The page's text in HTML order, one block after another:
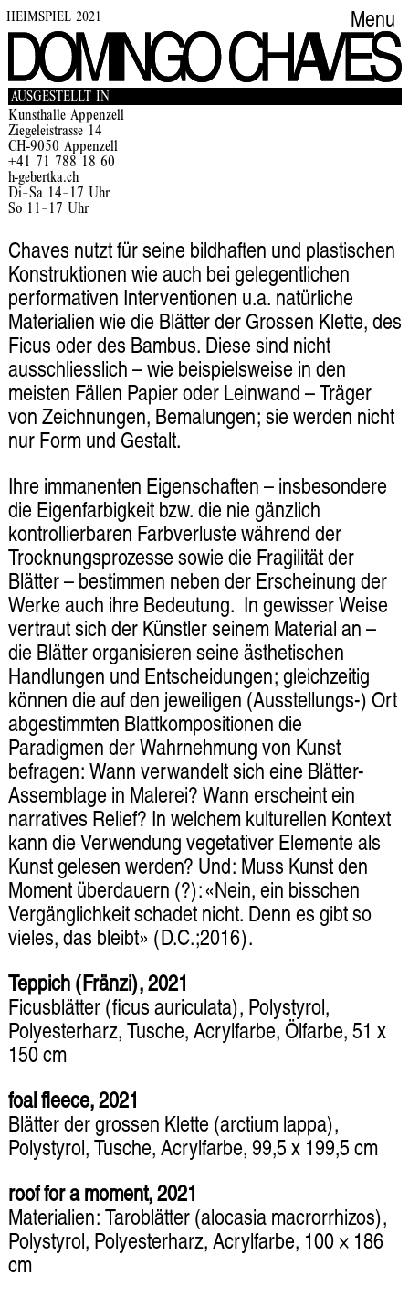
HEIMSPIEL 2021 Menu
AUSGESTELLT IN
Kunsthalle Appenzell
Ziegeleistrasse 14
CH-9050 Appenzell
+41 71 788 18 60
h-gebertka.ch
Di–Sa 14–17 Uhr
So 11–17 Uhr
Chaves nutzt für seine bildhaften und plastischen
Konstruktionen wie auch bei gelegentlichen
performativen Interventionen u.a. natürliche
Materialien wie die Blätter der Grossen Klette, des
Ficus oder des Bambus. Diese sind nicht
ausschliesslich – wie beispielsweise in den
meisten Fällen Papier oder Leinwand – Träger
von Zeichnungen, Bemalungen; sie werden nicht
nur Form und Gestalt.
Ihre immanenten Eigenschaften – insbesondere
die Eigenfarbigkeit bzw. die nie gänzlich
kontrollierbaren Farbverluste während der
Trocknungsprozesse sowie die Fragilität der
Blätter – bestimmen neben der Erscheinung der
Werke auch ihre Bedeutung. In gewisser Weise
vertraut sich der Künstler seinem Material an –
die Blätter organisieren seine ästhetischen
Handlungen und Entscheidungen; gleichzeitig
können die auf den jeweiligen (Ausstellungs-) Ort
abgestimmten Blattkompositionen die
Paradigmen der Wahrnehmung von Kunst
befragen: Wann verwandelt sich eine Blätter-
Assemblage in Malerei? Wann erscheint ein
narratives Relief? In welchem kulturellen Kontext
kann die Verwendung vegetativer Elemente als
Kunst gelesen werden? Und: Muss Kunst den
Moment überdauern (?): «Nein, ein bisschen
Vergänglichkeit schadet nicht. Denn es gibt so
vieles, das bleibt» (D.C.;2016).
Teppich (Fränzi), 2021
Ficusblätter (ficus auriculata), Polystyrol,
Polyesterharz, Tusche, Acrylfarbe, Ölfarbe, 51 x
150 cm
foal fleece, 2021
Blätter der grossen Klette (arctium lappa),
Polystyrol, Tusche, Acrylfarbe, 99,5 x 199,5 cm
roof for a moment, 2021
Materialien: Taroblätter (alocasia macrorrhizos),
Polystyrol, Polyesterharz, Acrylfarbe, 100 × 186
cm